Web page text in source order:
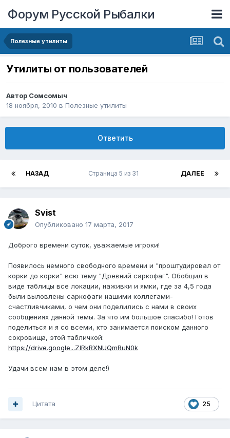
Форум Русской Рыбалки
Полезные утилиты
Утилиты от пользователей
Автор Сомсомыч
18 ноября, 2010 в Полезные утилиты
Ответить
НАЗАД ДАЛЕЕ
Страница 5 из 31
Svist
Опубликовано 17 марта, 2017
Доброго времени суток, уважаемые игроки!
Появилось немного свободного времени и "проштудировал от
корки до корки" всю тему "Древний саркофаг". Обобщил в
виде таблицы все локации, наживки и ямки, где за 4,5 года
были выловлены саркофаги нашими коллегами-
счастливчиками, о чем они поделились с нами в своих
сообщениях данной темы. За что им большое спасибо! Готов
поделиться и я со всеми, кто занимается поиском данного
сокровища, этой табличкой:
https://drive.google...ZlRkRXNUQmRuN0k
Удачи всем нам в этом деле!)
25
Цитата